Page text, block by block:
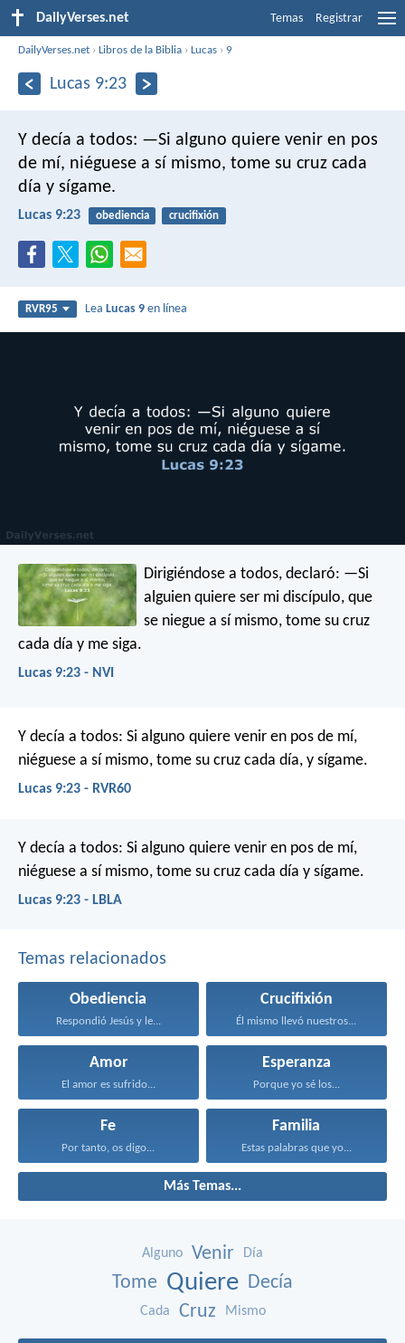
DailyVerses.net Temas Registrar
DailyVerses.net ›Libros de la Biblia ›Lucas › 9
Lucas 9:23
Y decía a todos: —Si alguno quiere venir en pos
de mí, niéguese a sí mismo, tome su cruz cada
día y sígame.
Lucas 9:23 obediencia crucifixión
RVR95 LeaLucas 9 en línea
Dirigiéndose a todos, declaró: —Si
alguien quiere ser mi discípulo, que
se niegue a sí mismo, tome su cruz
cada día y me siga.
Lucas 9:23 - NVI
Y decía a todos: Si alguno quiere venir en pos de mí,
niéguese a sí mismo, tome su cruz cada día, y sígame.
Lucas 9:23 - RVR60
Y decía a todos: Si alguno quiere venir en pos de mí,
niéguese a sí mismo, tome su cruz cada día y sígame.
Lucas 9:23 - LBLA
Temas relacionados
Obediencia
Respondió Jesús y le...
Crucifixión
Él mismo llevó nuestros...
Amor
El amor es sufrido...
Esperanza
Porque yo sé los...
Fe
Por tanto, os digo...
Familia
Estas palabras que yo...
Más Temas...
Alguno Venir Día
Tome Quiere Decía
Cada Cruz Mismo